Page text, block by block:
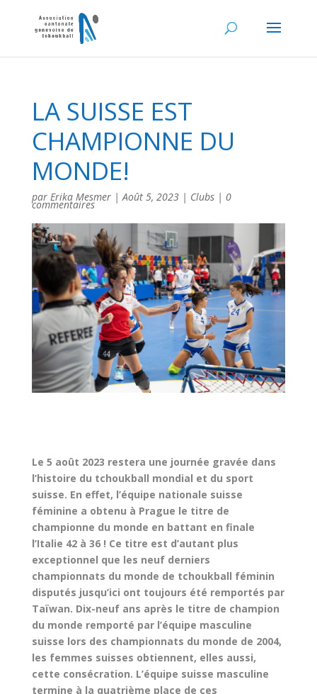
LA SUISSE EST
CHAMPIONNE DU
MONDE!
par Erika Mesmer|Août 5, 2023| Clubs| 0
commentaires
Le 5 août 2023 restera une journée gravée dans
l’histoire du tchoukball mondial et du sport
suisse. En effet, l’équipe nationale suisse
féminine a obtenu à Prague le titre de
championne du monde en battant en finale
l’Italie 42 à 36 ! Ce titre est d’autant plus
exceptionnel que les neuf derniers
championnats du monde de tchoukball féminin
disputés jusqu’ici ont toujours été remportés par
Taïwan. Dix-neuf ans après le titre de champion
du monde remporté par l’équipe masculine
suisse lors des championnats du monde de 2004,
les femmes suisses obtiennent, elles aussi,
cette consécration. L’équipe suisse masculine
termine à la quatrième place de ces